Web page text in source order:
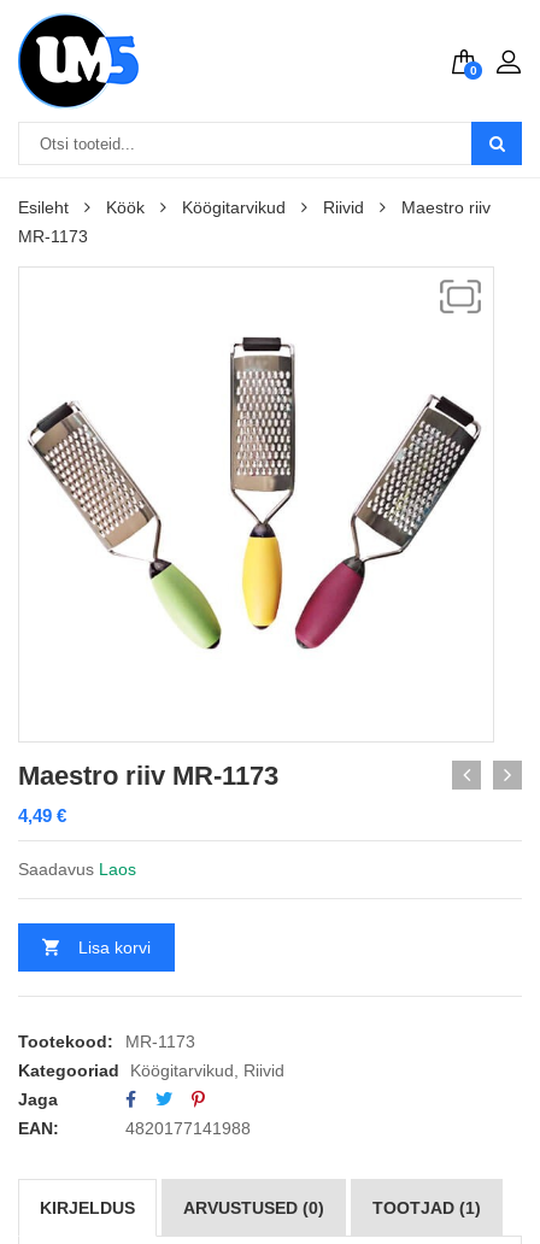
0
Esileht Köök Köögitarvikud Riivid
Maestro riiv
MR-1173
Maestro riiv MR-1173
4,49 €
Saadavus Laos
Lisa korvi
Tootekood:
MR-1173
Kategooriad
Köögitarvikud
Riivid
Jaga
EAN:
4820177141988
KIRJELDUS ARVUSTUSED (0) TOOTJAD (1)